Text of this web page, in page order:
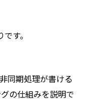
す。
同期処理が書ける
の仕組みを説明で